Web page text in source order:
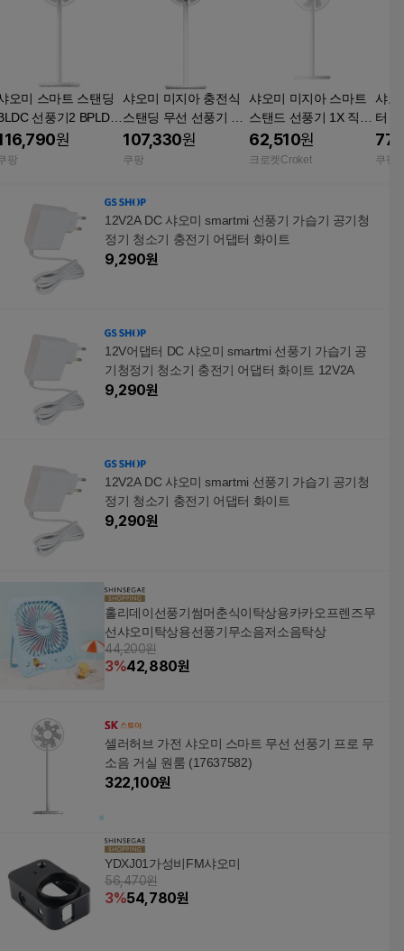
오미 스마트 스탠딩
선풍기2 BPLDS
원
팡
샤오미 미지아 충전식
스탠딩 무선 선풍기 화
이트 BPLDS05DM
107,330원
쿠팡
샤오미 미지아 스마트
스탠드 선풍기 1X 직류
업그레이드 버전 BPLD
S07DM
62,510원
크로켓Croket
샤오
터
쿠팡
12V2A DC 샤오미 smartmi 선풍기 가습기 공기청
정기 청소기 충전기 어댑터 화이트
9,290원
12V어댑터 DC 샤오미 smartmi 선풍기 가습기 공
기청정기 청소기 충전기 어댑터 화이트 12V2A
9,290원
12V2A DC 샤오미 smartmi 선풍기 가습기 공기청
정기 청소기 충전기 어댑터 화이트
9,290원
홀리데이선풍기썸머춘식이탁상용카카오프렌즈무
선샤오미탁상용선풍기무소음저소음탁상
44,200원
3%42,880원
셀러허브 가전 샤오미 스마트 무선 선풍기 프로 무
소음 거실 원룸 (17637582)
322,100원
YDXJ01가성비FM샤오미
56,470원
3%54,780원